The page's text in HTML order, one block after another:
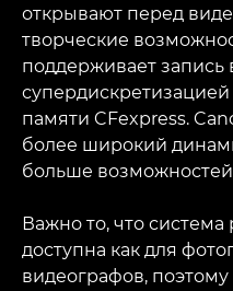
открывают перед
творческие
поддерживает запись
супердискретизацией
памяти CFexpress.
более широкий
больше
Важно то, что
доступна как для
видеографов,